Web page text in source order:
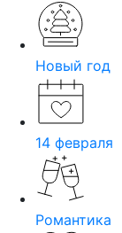
Новый год
14 февраля
Романтика